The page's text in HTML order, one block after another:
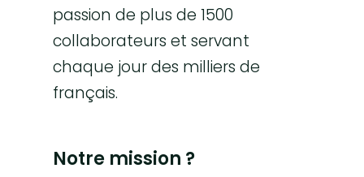
passion de plus de 1500
collaborateurs et servant
chaque jour des milliers de
français.
Notre mission ?